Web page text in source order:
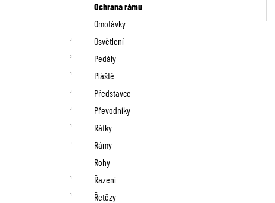
Ochrana rámu
Omotávky
Osvětlení
Pedály
Pláště
Představce
Převodníky
Ráfky
Rámy
Rohy
Řazení
Řetězy